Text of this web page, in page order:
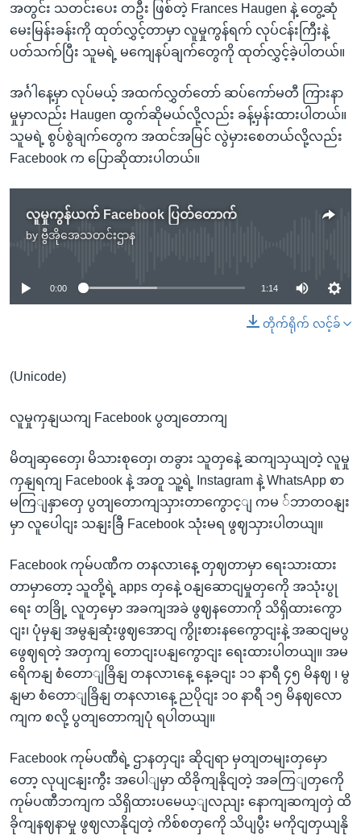
အတွင်း သတင်းပေး တဦး ဖြစ်တဲ့ Frances Haugen နဲ့ တွေ့ဆုံ
မေးမြန်းခန်းကို ထုတ်လွှင့်တာမှာ လူမှုကွန်ရက် လုပ်ငန်းကြီးနဲ့
ပတ်သက်ပြီး သူမရဲ့ မကျေနပ်ချက်တွေကို ထုတ်လွှင့်ခဲ့ပါတယ်။
အင်္ဂါနေ့မှာ လုပ်မယ့် အထက်လွှတ်တော် ဆပ်ကော်မတီ ကြားနာ
မှုမှာလည်း Haugen ထွက်ဆိုမယ်လို့လည်း ခန့်မှန်းထားပါတယ်။
သူမရဲ့ စွပ်စွဲချက်တွေက အထင်အမြင် လွဲမှားစေတယ်လို့လည်း
Facebook က ပြောဆိုထားပါတယ်။
လူမှုကွန်ယက် Facebook ပြတ်တောက်
by ဗွီအိုအေသတင်းဌာန
No media source currently available
0:00 1:14
တိုက်ရိုက် လင့်ခ်
(Unicode)
လူမှုကှနျယကျ Facebook ပွတျတောကျ
မိတျဆှတှေေ၊ မိသားစုတှေ၊ တခွား သူတှနေဲ့ ဆကျသှယျတဲ့ လူမှု
ကှနျရကျ Facebook နဲ့ အတူ သူ့ရဲ့ Instagram နဲ့ WhatsApp စာ
မကြျနှာတှေ ပွတျတောကျသှားတာကွောင့ျ ကမ ်ဘာတဝနျး
မှာ လူပေါငျး သနျးခြီ Facebook သုံးမရ ဖွဈသှားပါတယျ။
Facebook ကုမ်ပဏီက တနလာၤနေ့ တှဈတာမှာ ရေးသားထား
တာမှာတော့ သူတို့ရဲ့ apps တှနေဲ့ ဝနျဆောငျမှုတှကေို အသုံးပွု
ရေး တခြို့ လူတှမှော အခကျအခဲ ဖွဈနတောကို သိရှိထားကွော
ငျး၊ ပုံမှနျ အမွနျဆုံးဖွဈအောငျ ကွိုးစားနကွေောငျးနဲ့ အဆငျမပွ
ဖွေဈရတဲ့ အတှကျ တောငျးပနျကွောငျး ရေးထားပါတယျ။ အမ
ရေိကနျ စံတောျခြိနျ တနလာၤနေ့ နေ့ခငျး ၁၁ နာရီ ၄၅ မိနဈ ၊ မွ
နျမာ စံတောျခြိနျ တနလာၤနေ့ ညပိုငျး ၁၀ နာရီ ၁၅ မိနဈလော
ကျက စလို့ ပွတျတောကျပုံ ရပါတယျ။
Facebook ကုမ်ပဏီရဲ့ ဌာနတှငျး ဆိုငျရာ မှတျတမျးတှမှော
တော့ လုပျငနျးကွီး အပေါျမှာ ထိခိုကျနိုငျတဲ့ အခကြျတှကေို
ကုမ်ပဏီဘကျက သိရှိထားပမေယ့ျလညျး နောကျဆကျတှဲ ထိ
ခိုကျနဈနာမှု ဖွဈလာနိုငျတဲ့ ကိစ်စတှကေို သိပျပွီး မကိုငျတှယျနို